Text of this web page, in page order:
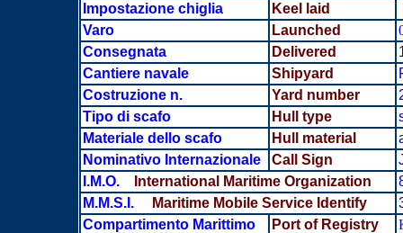
Impostazione chiglia
Keel laid
Varo
Launched
Consegnata
Delivered
Cantiere navale
Shipyard
Costruzione n.
Yard number
Tipo di scafo
Hull type
Materiale dello scafo
Hull material
Nominativo Internazionale
Call Sign
I.M.O.
International Maritime Organization
M.M.S.I.
Maritime Mobile Service Identify
Compartimento Marittimo
Port of Registry